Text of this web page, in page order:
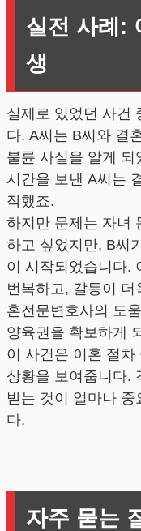
실전 사례:
생
실제로 있었던 사건
다. A씨는 B씨와 결
불륜 사실을 알게
시간을 보낸 A씨는
작했죠.
하지만 문제는 자녀
하고 싶었지만, B씨
이 시작되었습니다.
번복하고, 갈등이 더
혼전문변호사의 도
양육권을 확보하게
이 사건은 이혼 절
상황을 보여줍니다.
받는 것이 얼마나 중
다.
자주 묻는